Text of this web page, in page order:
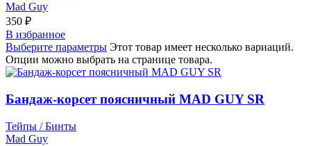
Mad Guy
350 ₽
В избранное
Выберите параметры Этот товар имеет несколько вариаций.
Опции можно выбрать на странице товара.
Бандаж-корсет поясничный MAD GUY SR
Тейпы / Бинты
Mad Guy